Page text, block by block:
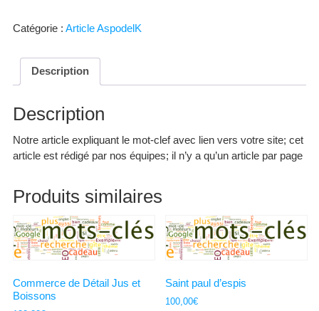
de
Catégorie : Article AspodelK
Description
Description
Notre article expliquant le mot-clef avec lien vers votre site; cet
article est rédigé par nos équipes; il n’y a qu’un article par page
Produits similaires
Commerce de Détail Jus et
Boissons
Saint paul d’espis
100,00€